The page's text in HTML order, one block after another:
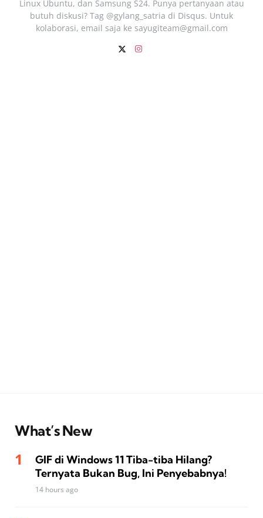
Linux Ubuntu, dan Samsung S24. Punya pertanyaan atau
butuh diskusi? Tag @gylang_satria di Disqus. Untuk
kolaborasi, email saja ke sayugiteam@gmail.com
What’s New
GIF di Windows 11 Tiba-tiba Hilang?
Ternyata Bukan Bug, Ini Penyebabnya!
14 hours ago